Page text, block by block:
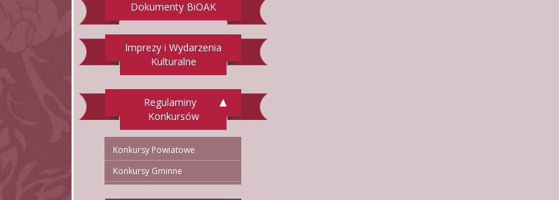
Dokumenty BiOAK
Imprezy i Wydarzenia
Kulturalne
Regulaminy
Konkursów
Konkursy Powiatowe
Konkursy Gminne